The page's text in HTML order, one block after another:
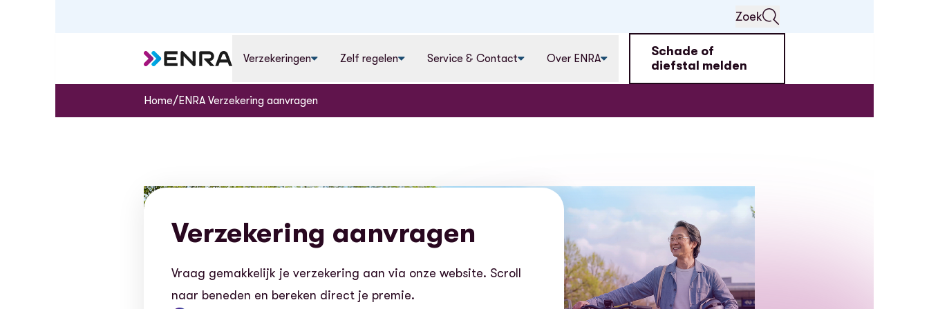
Zoek
Verzekeringen Zelf regelen Service & Contact Over ENRA
Schade of
diefstal melden
Home/ENRA Verzekering aanvragen
Verzekering aanvragen
Vraag gemakkelijk je verzekering aan via onze website. Scroll
naar beneden en bereken direct je premie.